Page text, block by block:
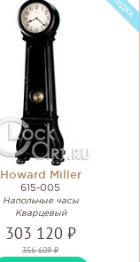
Howard Miller
615-005
Напольные часы
Кварцевый
303 120 ₽
356 609 ₽